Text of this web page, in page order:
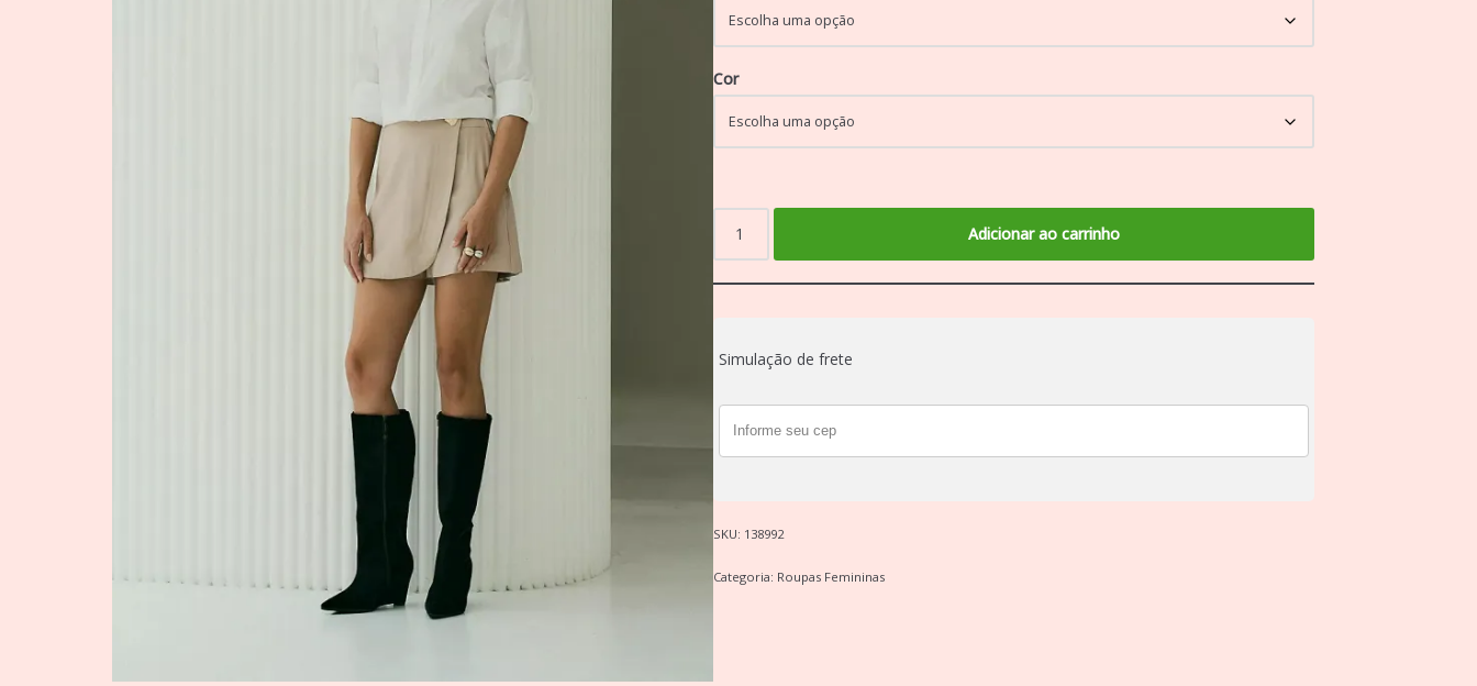
Cor
Adicionar ao carrinho
Simulação de frete
SKU: 138992
Categoria: Roupas Femininas